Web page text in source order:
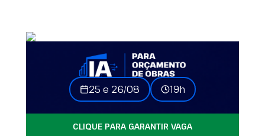
25 e 26/08 19h
CLIQUE PARA GARANTIR VAGA